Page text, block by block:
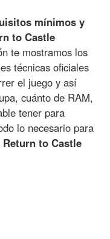
mínimos y
to Castle
te mostramos los
técnicas oficiales
el juego y así
cuánto de RAM,
tener para
lo necesario para
to Castle